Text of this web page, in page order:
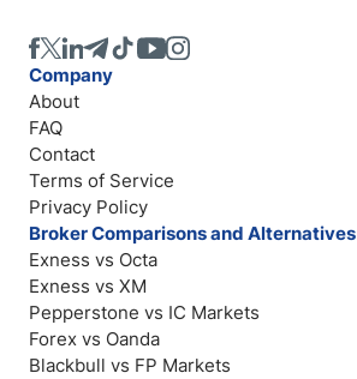
Company
About
FAQ
Contact
Terms of Service
Privacy Policy
Broker Comparisons and Alternatives
Exness vs Octa
Exness vs XM
Pepperstone vs IC Markets
Forex vs Oanda
Blackbull vs FP Markets